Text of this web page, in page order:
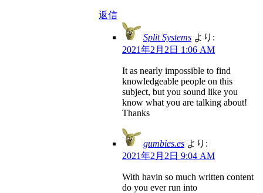
返信
Split Systems より:
2021年2月2日 1:06 AM
It as nearly impossible to find
knowledgeable people on this
subject, but you sound like you
know what you are talking about!
Thanks
gumbies.es より:
2021年2月2日 9:04 AM
With havin so much written content
do you ever run into